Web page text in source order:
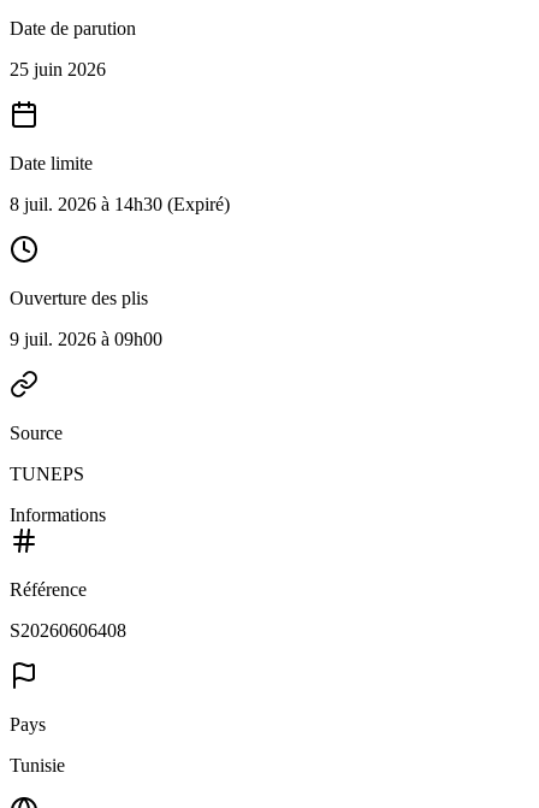
Date de parution
25 juin 2026
Date limite
8 juil. 2026 à 14h30 (Expiré)
Ouverture des plis
9 juil. 2026 à 09h00
Source
TUNEPS
Informations
Référence
S20260606408
Pays
Tunisie